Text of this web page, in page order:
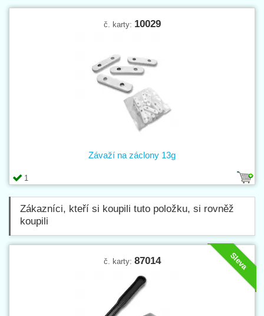
č. karty: 10029
1
Závaží na záclony 13g
Zákazníci, kteří si koupili tuto položku, si rovněž
koupili
Sleva
č. karty: 87014